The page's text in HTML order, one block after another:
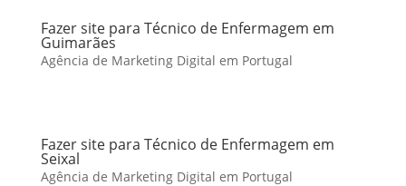
Fazer site para Técnico de Enfermagem em
Guimarães
Agência de Marketing Digital em Portugal
Fazer site para Técnico de Enfermagem em
Seixal
Agência de Marketing Digital em Portugal